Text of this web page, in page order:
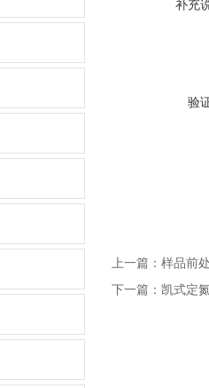
补充
验
上一篇： 样品前
下一篇： 凯式定